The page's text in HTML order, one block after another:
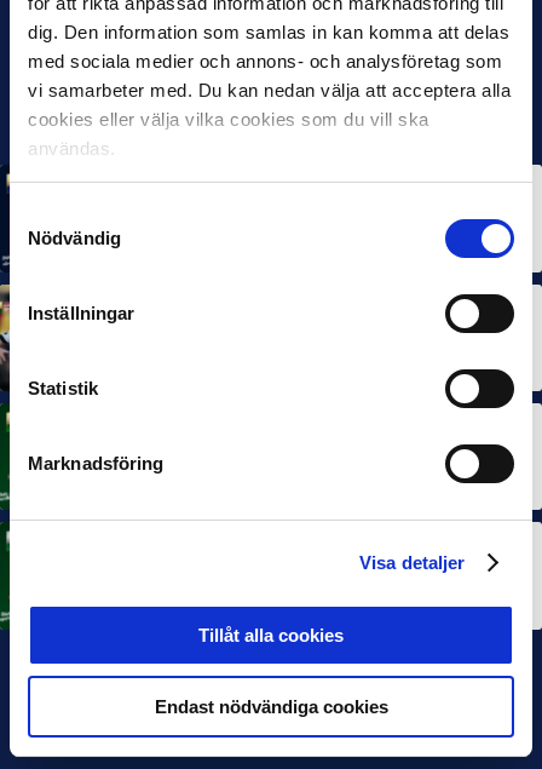
dig. Den information som samlas in kan komma att delas
med sociala medier och annons- och analysföretag som
vi samarbeter med. Du kan nedan välja att acceptera alla
cookies eller välja vilka cookies som du vill ska
användas.
Nödvändig
Inställningar
Statistik
Marknadsföring
Visa detaljer
Tillåt alla cookies
Endast nödvändiga cookies
Rösta på Månadens Spelare & Tränare i juli
Dubbla Landskrona-priser när juni summeras
Rösta på Månadens Spelare i juni
3 JUL 2026
Rösta på Månadens Tränare i juni